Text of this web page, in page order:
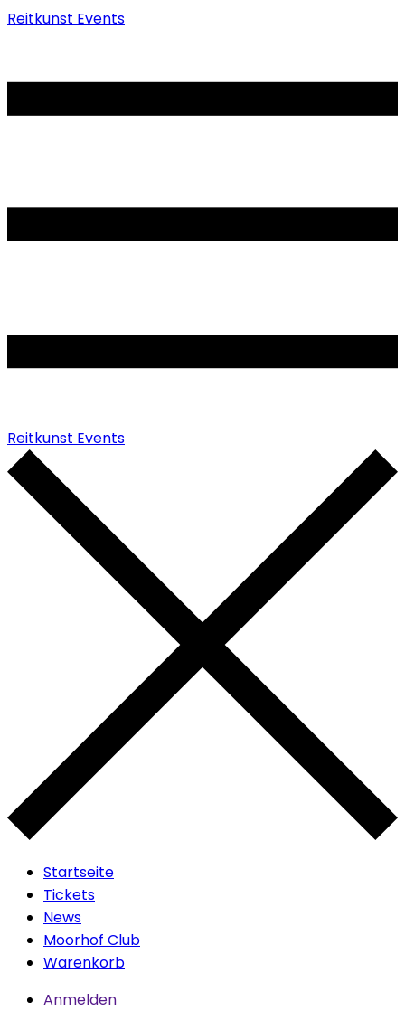
Reitkunst Events
Reitkunst Events
Startseite
Tickets
News
Moorhof Club
Warenkorb
Anmelden